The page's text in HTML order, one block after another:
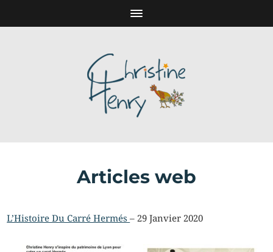
Articles web
L’Histoire Du Carré Hermés– 29 Janvier 2020